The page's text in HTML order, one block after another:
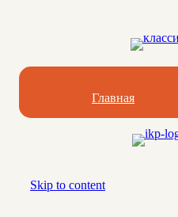
Главная
Skip to content